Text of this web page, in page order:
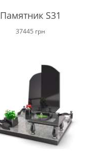
Памятник S31
37445 грн